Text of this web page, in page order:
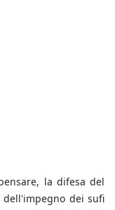
la difesa del
dei sufi